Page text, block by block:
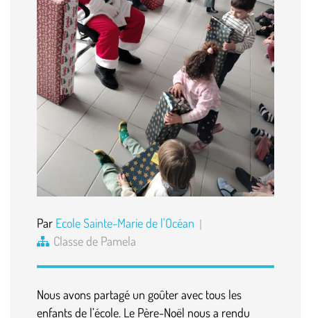
Par Ecole Sainte-Marie de l'Océan
Classe de Pamela
Nous avons partagé un goûter avec tous les
enfants de l’école. Le Père-Noël nous a rendu